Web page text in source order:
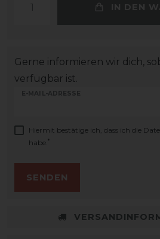
IN DEN
Gerne informieren wir dich,
verfügbar ist.
E-MAIL-ADRESSE
Hiermit bestätige ich, dass ich die
habe. *
SENDEN